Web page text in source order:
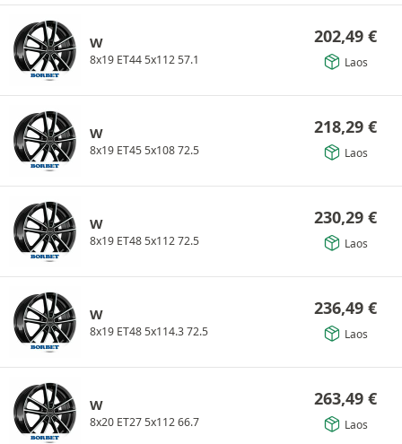
W
8x19 ET44 5x112 57.1
202,49 €
Laos
W
8x19 ET45 5x108 72.5
218,29 €
Laos
W
8x19 ET48 5x112 72.5
230,29 €
Laos
W
8x19 ET48 5x114.3 72.5
236,49 €
Laos
W
8x20 ET27 5x112 66.7
263,49 €
Laos